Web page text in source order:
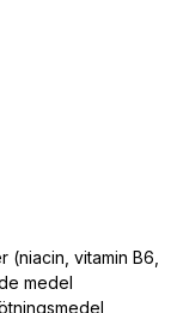
(niacin, vitamin B6,
medel